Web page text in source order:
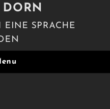
DORN
EINE SPRACHE